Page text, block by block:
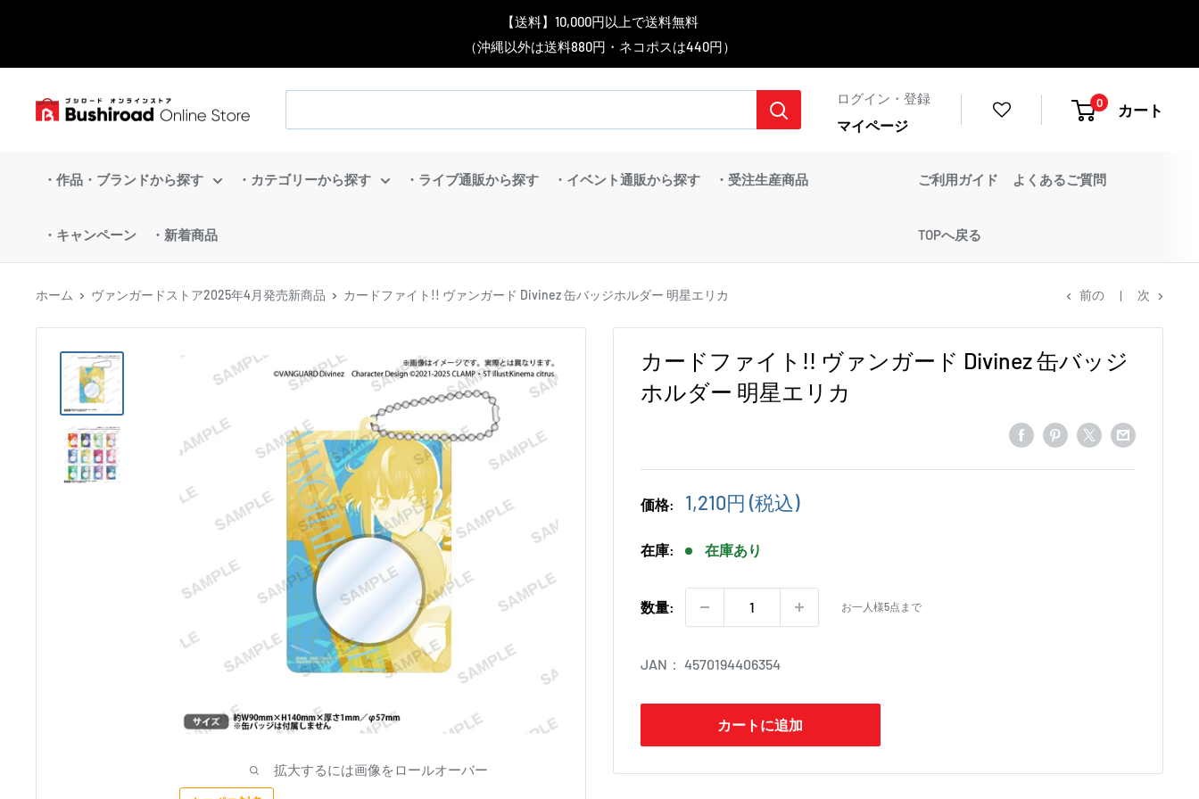
テ
▼送料をおトクにお買物する方法をご紹介♪
【こちらをクリック】
【送料】10,000円以上で送料無料
（沖縄以外は送料880円・ネコポスは440円）
＼予約受付中！／
BanG Dream! ちゃむりぃ みに Ave Mujica 鮮美透涼 ver.販売中！
▼「作品・ブランドから探す」で
欲しい商品を手に入れよう！
▼スムーズに商品を探すなら、
「カテゴリーから探す」を活用しよう！
▼お気に入り登録機能を活用しよう♪
【こちらをクリック】
ブ
オ
ン
ラ
ログイン・登録
マイページ
0 カート
・作品・ブランドから探す ・カテゴリーから探す ・ライブ通販から探す ・イベント通販から探す ・受注生産商品
・キャンペーン ・新着商品
ご利用ガイド よくあるご質問
TOPへ戻る
ホーム ヴァンガードストア2025年4月発売新商品 カードファイト!! ヴァンガード Divinez 缶バッジホルダー 明星エリカ 前の 次
拡大するには画像をロールオーバー
カードファイト!! ヴァンガード Divinez 缶バッジ
ホルダー 明星エリカ
価格:
販
格
1,210円 (税込)
在庫: 在庫あり
数量: お一人様5点まで
JAN： 4570194406354
カートに追加